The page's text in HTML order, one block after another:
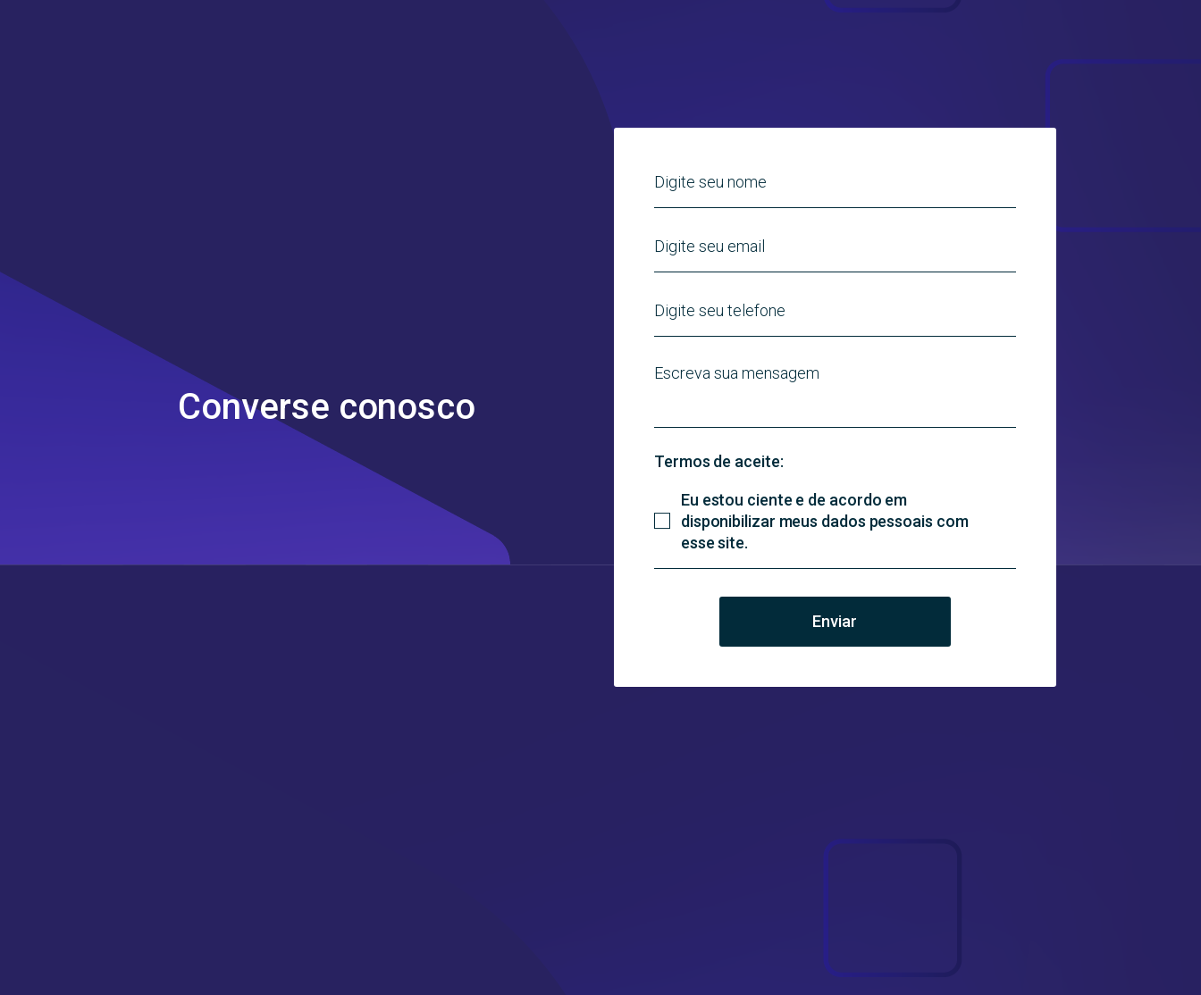
Converse conosco
Termos de aceite:
Eu estou ciente e de acordo em
disponibilizar meus dados pessoais com
esse site.
Enviar